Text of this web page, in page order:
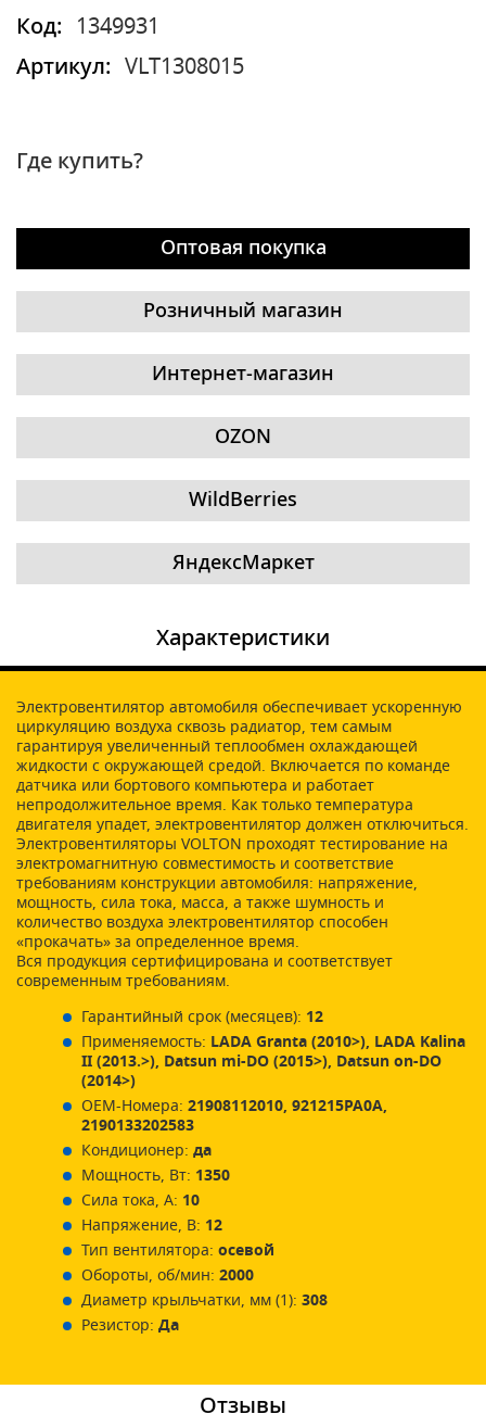
Код:
1349931
Артикул:
VLT1308015
Где купить?
Оптовая покупка
Розничный магазин
Интернет-магазин
OZON
WildBerries
ЯндексМаркет
Характеристики
Электровентилятор автомобиля обеспечивает ускоренную
циркуляцию воздуха сквозь радиатор, тем самым
гарантируя увеличенный теплообмен охлаждающей
жидкости с окружающей средой. Включается по команде
датчика или бортового компьютера и работает
непродолжительное время. Как только температура
двигателя упадет, электровентилятор должен отключиться.
Электровентиляторы VOLTON проходят тестирование на
электромагнитную совместимость и соответствие
требованиям конструкции автомобиля: напряжение,
мощность, сила тока, масса, а также шумность и
количество воздуха электровентилятор способен
«прокачать» за определенное время.
Вся продукция сертифицирована и соответствует
современным требованиям.
Гарантийный срок (месяцев): 12
Применяемость: LADA Granta (2010>), LADA Kalina
II (2013.>), Datsun mi-DO (2015>), Datsun on-DO
(2014>)
ОЕМ-Номера: 21908112010, 921215PA0A,
2190133202583
Кондиционер: да
Мощность, Вт: 1350
Сила тока, А: 10
Напряжение, В: 12
Тип вентилятора: осевой
Обороты, об/мин: 2000
Диаметр крыльчатки, мм (1): 308
Резистор: Да
Отзывы